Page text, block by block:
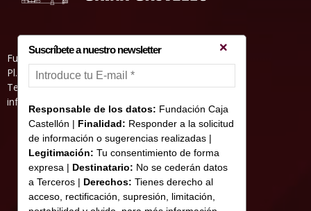
Fundació Caixa Castelló • Casa Abadía
Pl. de l’Herba, s/nº. 12001 Castelló de la Plana
Telèfon 964 232 551 • Fax 964 231 550
informacion@fundacioncajacastellon.es
Suscríbete a nuestro newsletter
Responsable de los datos: Fundación Caja
Castellón | Finalidad: Responder a la solicitud
de información o sugerencias realizadas |
Legitimación: Tu consentimiento de forma
expresa | Destinatario: No se cederán datos
a Terceros | Derechos: Tienes derecho al
acceso, rectificación, supresión, limitación,